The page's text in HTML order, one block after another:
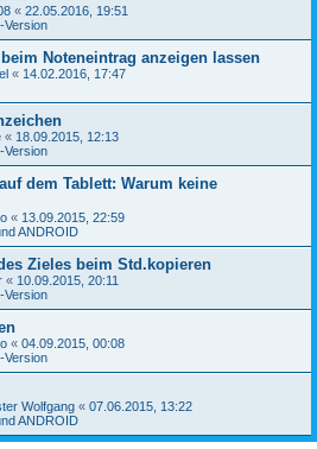
« 22.05.2016, 19:51
Version
Noteneintrag anzeigen lassen
« 14.02.2016, 17:47
« 18.09.2015, 12:13
Version
dem Tablett: Warum keine
« 13.09.2015, 22:59
ANDROID
Zieles beim Std.kopieren
« 10.09.2015, 20:11
Version
« 04.09.2015, 00:08
Version
Wolfgang « 07.06.2015, 13:22
ANDROID